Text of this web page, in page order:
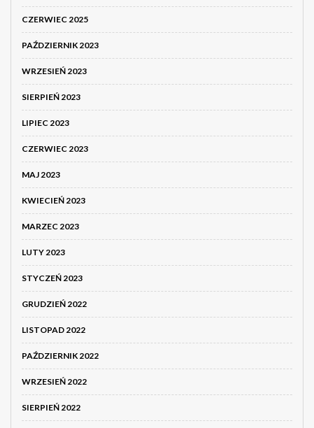
CZERWIEC 2025
PAŹDZIERNIK 2023
WRZESIEŃ 2023
SIERPIEŃ 2023
LIPIEC 2023
CZERWIEC 2023
MAJ 2023
KWIECIEŃ 2023
MARZEC 2023
LUTY 2023
STYCZEŃ 2023
GRUDZIEŃ 2022
LISTOPAD 2022
PAŹDZIERNIK 2022
WRZESIEŃ 2022
SIERPIEŃ 2022